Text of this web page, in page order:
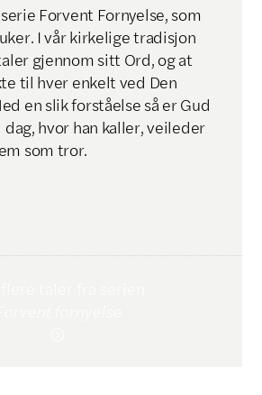
Forvent Fornyelse, som
I vår kirkelige tradisjon
gjennom sitt Ord, og at
til hver enkelt ved Den
en slik forståelse så er Gud
hvor han kaller, veileder
som tror.